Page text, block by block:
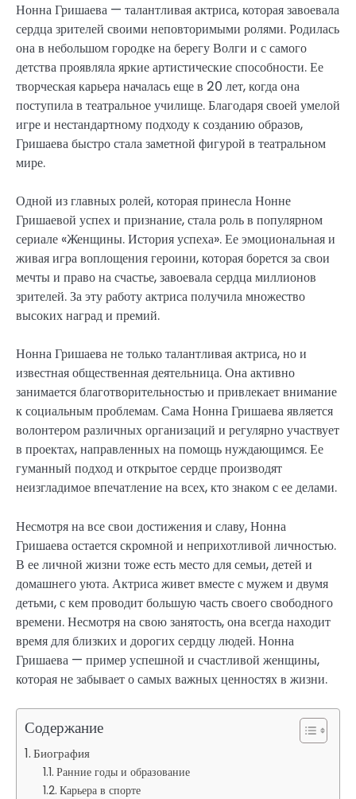
Нонна Гришаева — талантливая актриса, которая завоевала
сердца зрителей своими неповторимыми ролями. Родилась
она в небольшом городке на берегу Волги и с самого
детства проявляла яркие артистические способности. Ее
творческая карьера началась еще в 20 лет, когда она
поступила в театральное училище. Благодаря своей умелой
игре и нестандартному подходу к созданию образов,
Гришаева быстро стала заметной фигурой в театральном
мире.
Одной из главных ролей, которая принесла Нонне
Гришаевой успех и признание, стала роль в популярном
сериале «Женщины. История успеха». Ее эмоциональная и
живая игра воплощения героини, которая борется за свои
мечты и право на счастье, завоевала сердца миллионов
зрителей. За эту работу актриса получила множество
высоких наград и премий.
Нонна Гришаева не только талантливая актриса, но и
известная общественная деятельница. Она активно
занимается благотворительностью и привлекает внимание
к социальным проблемам. Сама Нонна Гришаева является
волонтером различных организаций и регулярно участвует
в проектах, направленных на помощь нуждающимся. Ее
гуманный подход и открытое сердце производят
неизгладимое впечатление на всех, кто знаком с ее делами.
Несмотря на все свои достижения и славу, Нонна
Гришаева остается скромной и неприхотливой личностью.
В ее личной жизни тоже есть место для семьи, детей и
домашнего уюта. Актриса живет вместе с мужем и двумя
детьми, с кем проводит большую часть своего свободного
времени. Несмотря на свою занятость, она всегда находит
время для близких и дорогих сердцу людей. Нонна
Гришаева — пример успешной и счастливой женщины,
которая не забывает о самых важных ценностях в жизни.
Содержание
Биография
Ранние годы и образование
Карьера в спорте